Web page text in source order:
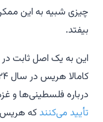
چیزی شبیه به این
بیفتد.
این به یک اصل ثابت
درباره فلسطینی‌ها و
تأیید می‌کنند که هریس